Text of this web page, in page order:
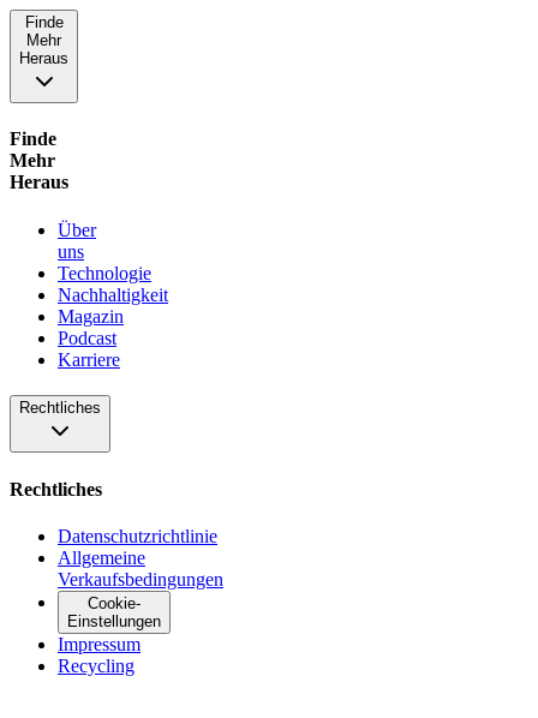
Finde
Mehr
Heraus
Finde
Mehr
Heraus
Über
uns
Technologie
Nachhaltigkeit
Magazin
Podcast
Karriere
Rechtliches
Rechtliches
Datenschutzrichtlinie
Allgemeine
Verkaufsbedingungen
Cookie-
Einstellungen
Impressum
Recycling